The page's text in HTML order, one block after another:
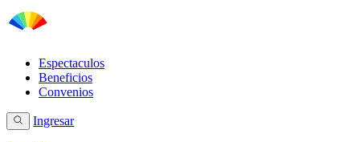
Espectaculos
Beneficios
Convenios
Ingresar